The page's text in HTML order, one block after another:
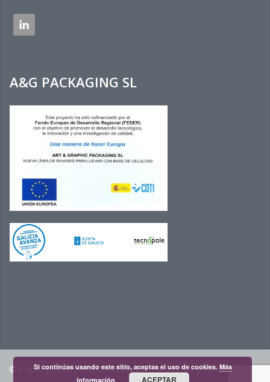
A&G PACKAGING SL
© Copyright 2020 AYGPACKAGING |Diseño y desarrollo
Si continúas usando este sitio, aceptas el uso de cookies. Más
información
ACEPTAR